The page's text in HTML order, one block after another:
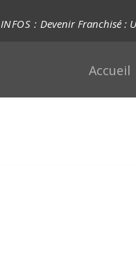
INFOS : Devenir Franchisé :
Accueil